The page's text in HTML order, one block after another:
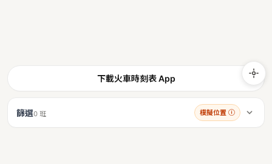
下載火車時刻表 App
篩選0 班 模擬位置 ⓘ